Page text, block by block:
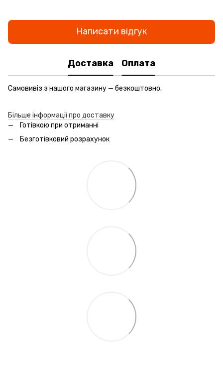
Написати відгук
Доставка Оплата
Самовивіз з нашого магазину — безкоштовно.
Більше інформації про доставку
Готівкою при отриманні
Безготівковий розрахунок